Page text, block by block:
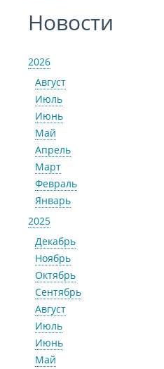
Новости
2026
Август
Июль
Июнь
Май
Апрель
Март
Февраль
Январь
2025
Декабрь
Ноябрь
Октябрь
Сентябрь
Август
Июль
Июнь
Май